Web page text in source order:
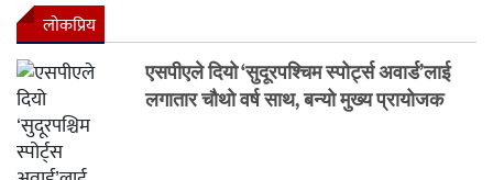
लाेकप्रिय
एसपीएले दियो ‘सुदूरपश्चिम स्पोर्ट्स अवार्ड’लाई
लगातार चौथो वर्ष साथ, बन्यो मुख्य प्रायोजक